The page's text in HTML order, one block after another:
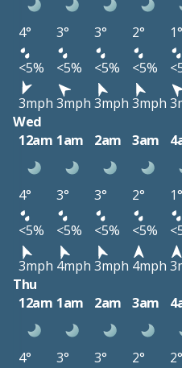
4° 3° 3° 2° 1°
<5%
<5% <5% <5%
3mph 3mph 3mph 3mph
Wed
12am 1am 2am 3am
4° 3° 3° 2° 1°
<5%
<5% <5% <5%
3mph 4mph 3mph 4mph
Thu
12am 1am 2am 3am
4° 3° 3° 2° 2°